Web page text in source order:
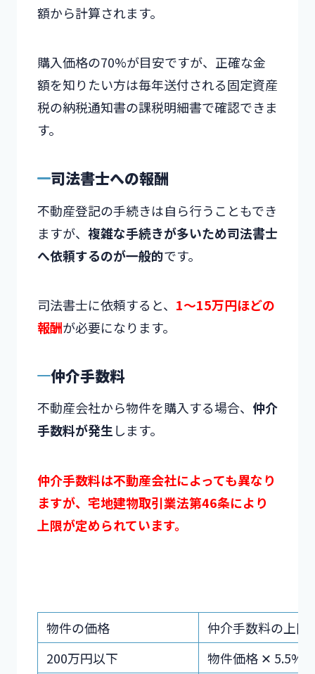
額から計算されます。
購入価格の70%が目安ですが、正確な金
額を知りたい方は毎年送付される固定資産
税の納税通知書の課税明細書で確認できま
す。
司法書士への報酬
不動産登記の手続きは自ら行うこともでき
ますが、 複雑な手続きが多いため司法書士
へ依頼するのが一般的です。
司法書士に依頼すると、 1～15万円ほどの
報酬が必要になります。
仲介手数料
不動産会社から物件を購入する場合、 仲介
手数料が発生します。
仲介手数料は不動産会社によっても異なり
ますが、宅地建物取引業法第46条により
上限が定められています。
物件の価格
仲介手数料の上限
200万円以下
物件価格 ✕ 5.5%